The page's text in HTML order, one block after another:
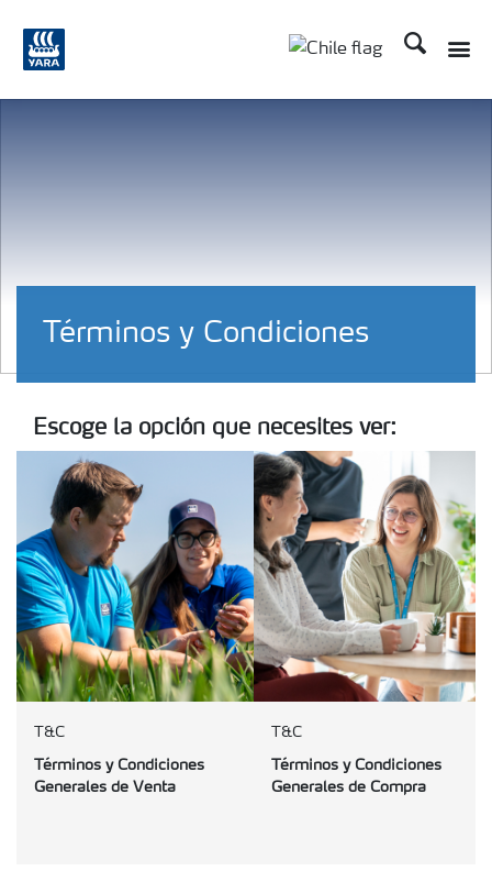
Buscar
Términos y Condiciones
Escoge la opción que necesites ver:
T&C
Términos y Condiciones
Generales de Venta
T&C
Términos y Condiciones
Generales de Compra